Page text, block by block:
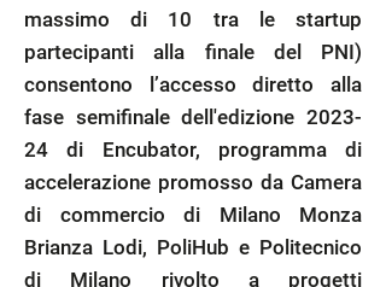
massimo di 10 tra le startup
partecipanti alla finale del PNI)
consentono l’accesso diretto alla
fase semifinale dell'edizione 2023-
24 di Encubator, programma di
accelerazione promosso da Camera
di commercio di Milano Monza
Brianza Lodi, PoliHub e Politecnico
di Milano rivolto a progetti